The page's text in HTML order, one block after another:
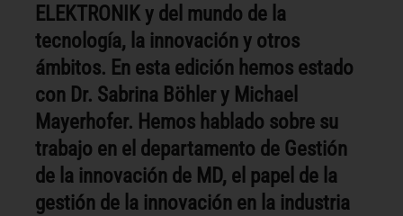
ELEKTRONIK y del mundo de la
tecnología, la innovación y otros
ámbitos. En esta edición hemos estado
con Dr. Sabrina Böhler y Michael
Mayerhofer. Hemos hablado sobre su
trabajo en el departamento de Gestión
de la innovación de MD, el papel de la
gestión de la innovación en la industria